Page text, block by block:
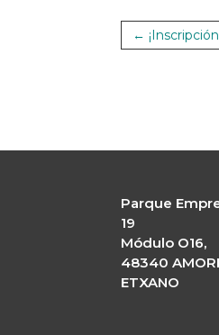
←
Parque
19
Módulo O16,
48340
ETXANO